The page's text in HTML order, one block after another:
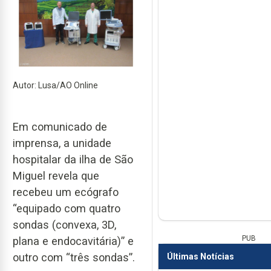
Autor: Lusa/AO Online
Em comunicado de
imprensa, a unidade
hospitalar da ilha de São
Miguel revela que
recebeu um ecógrafo
“equipado com quatro
sondas (convexa, 3D,
plana e endocavitária)” e
outro com “três sondas”.
PUB
Últimas Notícias